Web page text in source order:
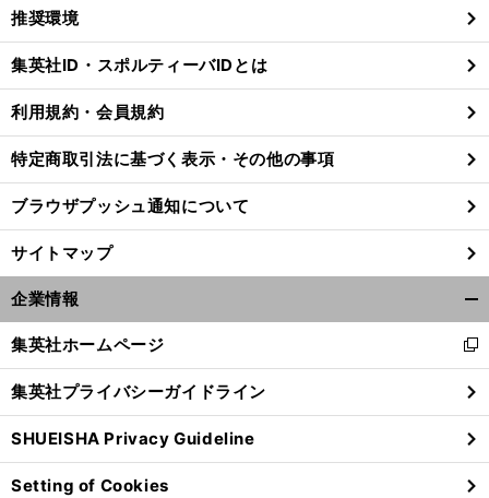
閉
る
推奨環境
集英社ID・スポルティーバIDとは
利用規約・会員規約
特定商取引法に基づく表示・その他の事項
ブラウザプッシュ通知について
サイトマップ
企業情報
閉
る
集英社ホームページ
新
し
い
ウ
ィ
ン
ド
集英社プライバシーガイドライン
SHUEISHA Privacy Guideline
Setting of Cookies